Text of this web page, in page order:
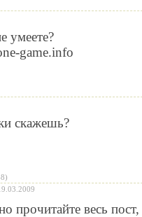
умеете?
game.info
скажешь?
прочитайте весь